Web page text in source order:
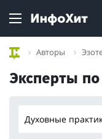
Авторы
Эксперты
Духовные